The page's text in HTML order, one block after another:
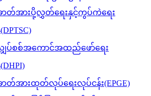
ာတ်အားပို့လွှတ်ရေးနှင့်ကွပ်ကဲရေး
ျှပ်စစ်အကောင်အထည်ဖော်ရေး
ာတ်အားထုတ်လုပ်ရေးလုပ်ငန်း(EPGE)